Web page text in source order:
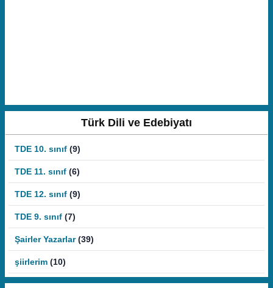
Türk Dili ve Edebiyatı
TDE 10. sınıf (9)
TDE 11. sınıf (6)
TDE 12. sınıf (9)
TDE 9. sınıf (7)
Şairler Yazarlar (39)
şiirlerim (10)